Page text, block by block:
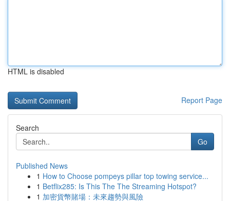
HTML is disabled
Report Page
Search
Go
Published News
1 How to Choose pompeys pillar top towing service...
1 Betflix285: Is This The The Streaming Hotspot?
1 加密貨幣賭場：未來趨勢與風險